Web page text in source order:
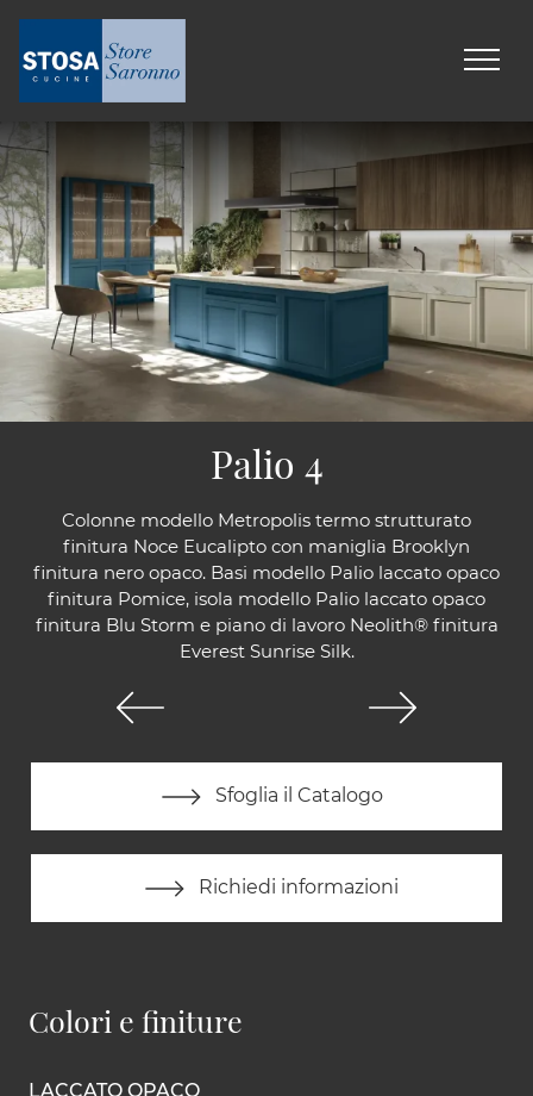
Colonne modello Metropolis termo strutturato
finitura Noce Eucalipto con maniglia Brooklyn
finitura nero opaco. Basi modello Palio laccato opaco
finitura Pomice, isola modello Palio laccato opaco
finitura Blu Storm e piano di lavoro Neolith® finitura
Everest Sunrise Silk.
Sfoglia il Catalogo
Richiedi informazioni
Palio 4
Colori e finiture
LACCATO OPACO